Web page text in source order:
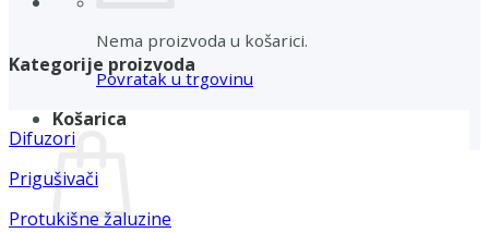
Nema proizvoda u košarici.
Povratak u trgovinu
Košarica
Kategorije proizvoda
Difuzori
Prigušivači
Protukišne žaluzine